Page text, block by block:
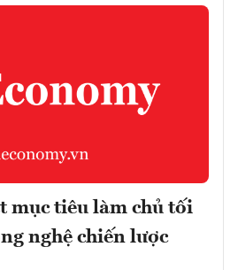
mục tiêu làm chủ tối
nghệ chiến lược